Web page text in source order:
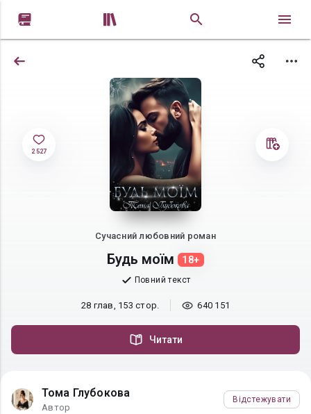
 
2 527
Сучасний любовний роман
Будь моїм 18+
Повний текст
28 глав, 153 стор. 640 151
Читати
Тома Глубокова
Автор
Відстежувати